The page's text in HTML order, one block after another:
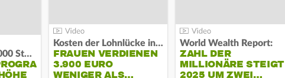
BMW streicht 8.000 Stellen:
Kosten der Lohnlücke in der EU:
FRAUEN VERDIENEN
3.900 EURO
WENIGER ALS…
World Wealth Report:
ZAHL DER
MILLIONÄRE STEIGT
2025 UM ZWEI…